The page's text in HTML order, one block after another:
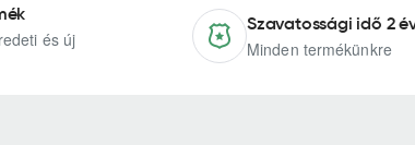
és új
Szavatossági idő 2
Minden termékünkre